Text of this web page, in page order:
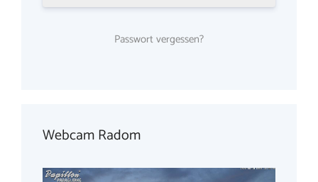
Passwort vergessen?
Webcam Radom